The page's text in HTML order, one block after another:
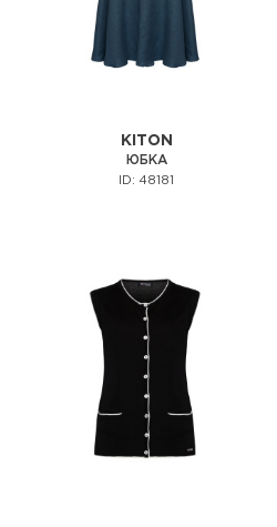
KITON
ЮБКА
ID: 48181